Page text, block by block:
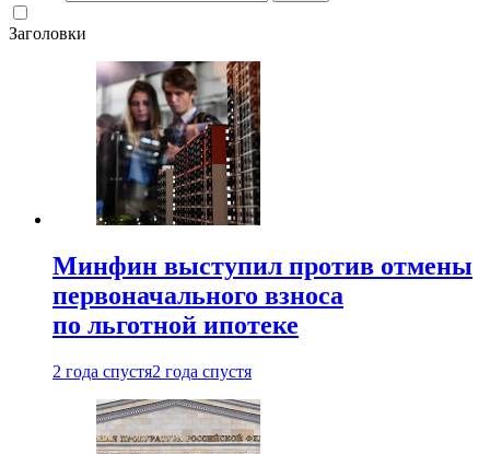
Заголовки
Минфин выступил против отмены
первоначального взноса
по льготной ипотеке
2 года спустя2 года спустя